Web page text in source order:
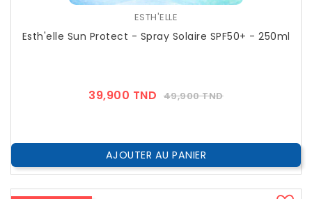
ESTH'ELLE
Esth'elle Sun Protect - Spray Solaire SPF50+ - 250ml
39,900 TND Prix
49,900 TNDPrix
AJOUTER AU PANIER